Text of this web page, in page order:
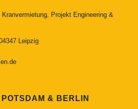
Projekt Engineering &
Leipzig
& BERLIN